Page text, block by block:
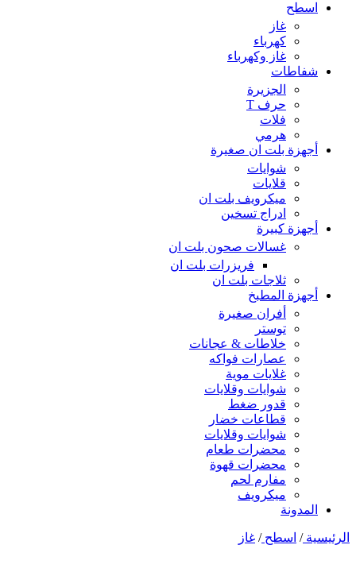
اسطح
غاز
كهرباء
غاز وكهرباء
شفاطات
الجزيرة
حرف T
فلات
هرمي
أجهزة بلت ان صغيرة
شوايات
قلايات
ميكرويف بلت ان
ادراج تسخين
أجهزة كبيرة
غسالات صحون بلت ان
فريزرات بلت ان
ثلاجات بلت ان
أجهزة المطبخ
أفران صغيرة
توستر
خلاطات & عجانات
عصارات فواكه
غلايات موية
شوايات وقلايات
قدور ضغط
قطاعات خضار
شوايات وقلايات
محضرات طعام
محضرات قهوة
مفارم لحم
ميكرويف
المدونة
الرئيسية/ اسطح/ غاز